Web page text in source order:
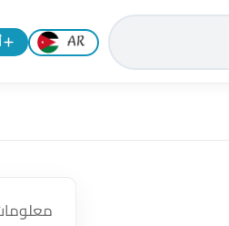
تغيير